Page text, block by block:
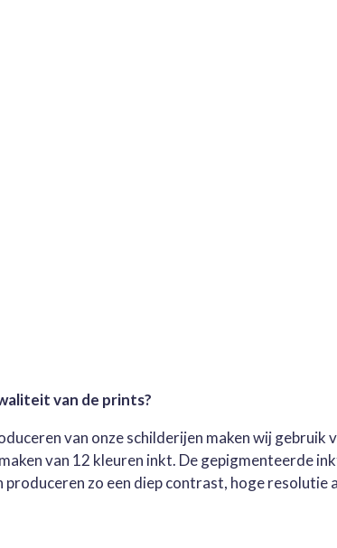
van de prints?
van onze schilderijen maken wij
van 12 kleuren inkt. De gepigmenteerde
produceren zo een diep contrast, hoge resolutie